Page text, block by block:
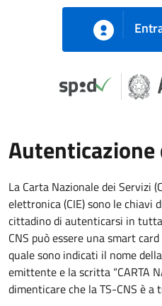
Autenticazione
La Carta Nazionale dei Servizi
elettronica (CIE) sono le chiavi
cittadino di autenticarsi in
CNS può essere una smart
quale sono indicati il nome
emittente e la scritta “CARTA
dimenticare che la TS-CNS è